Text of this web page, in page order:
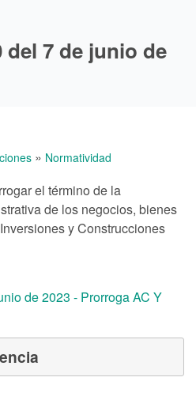
del 7 de junio de
» Normatividad
el término de la
de los negocios, bienes
y Construcciones
de 2023 - Prorroga AC Y